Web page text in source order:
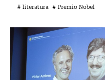
# literatura # Premio Nobel